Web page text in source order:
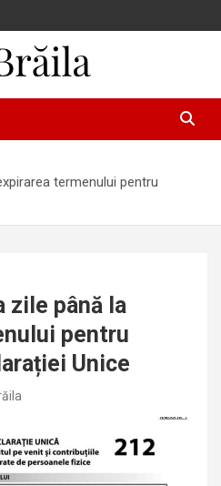
termenului pentru
zile până la
pentru
Unice